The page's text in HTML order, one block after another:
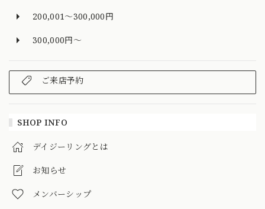
200,001～300,000円
300,000円～
ご来店予約
SHOP INFO
デイジーリングとは
お知らせ
メンバーシップ